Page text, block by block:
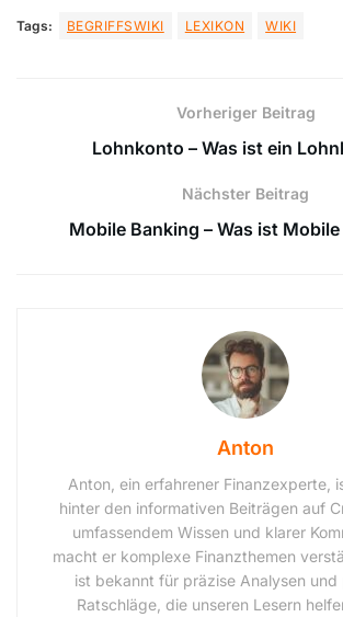
Tags: BEGRIFFSWIKI LEXIKON WIKI
Vorheriger Beitrag
Lohnkonto – Was ist ein
Nächster Beitrag
Mobile Banking – Was ist
Anton
Anton, ein erfahrener Finanzexperte,
hinter den informativen Beiträgen auf
umfassendem Wissen und klarer
macht er komplexe Finanzthemen
ist bekannt für präzise Analysen und
Ratschläge, die unseren Lesern